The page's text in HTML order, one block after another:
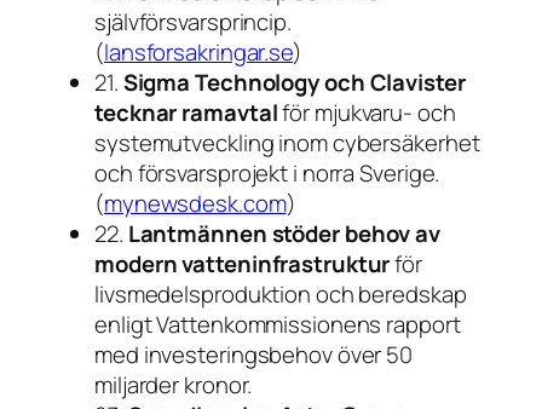
självförsvarsprincip.
(lansforsakringar.se)
21.Sigma Technology och Clavister
tecknar ramavtalför mjukvaru- och
systemutveckling inom cybersäkerhet
och försvarsprojekt i norra Sverige.
(mynewsdesk.com)
22. Lantmännen stöder behov av
modern vatteninfrastrukturför
livsmedelsproduktion och beredskap
enligt Vattenkommissionens rapport
med investeringsbehov över 50
miljarder kronor.